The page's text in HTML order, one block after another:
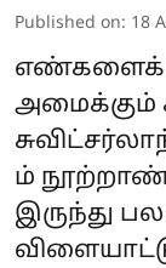
Published on: 18
எண்களைக்
அமைக்கும்
ம்
இருந்து